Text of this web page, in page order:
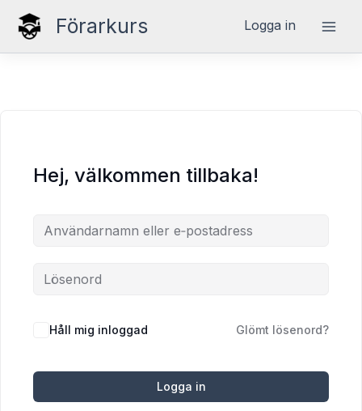
Hoppa
Förarkurs Logga in
Hej, välkommen tillbaka!
Håll mig inloggad Glömt lösenord?
Logga in